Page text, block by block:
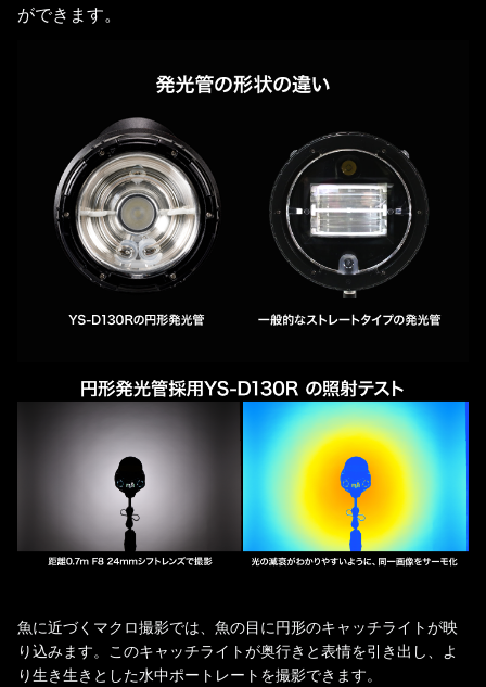
ができます。
魚に近づくマクロ撮影では、魚の目に円形のキャッチライトが映
り込みます。このキャッチライトが奥行きと表情を引き出し、よ
り生き生きとした水中ポートレートを撮影できます。